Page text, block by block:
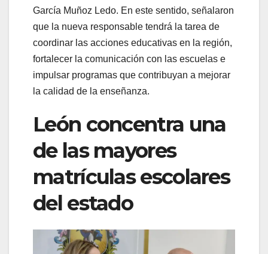
García Muñoz Ledo. En este sentido, señalaron
que la nueva responsable tendrá la tarea de
coordinar las acciones educativas en la región,
fortalecer la comunicación con las escuelas e
impulsar programas que contribuyan a mejorar
la calidad de la enseñanza.
León concentra una
de las mayores
matrículas escolares
del estado